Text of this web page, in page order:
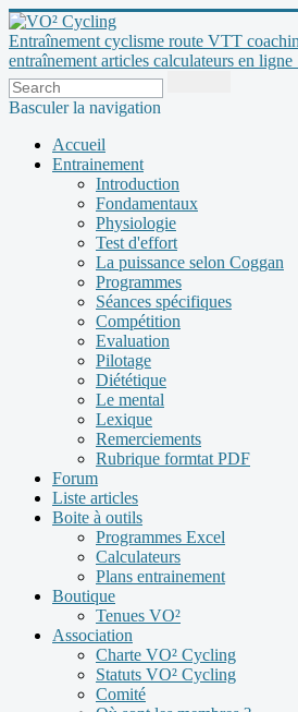
Entraînement cyclisme route VTT
entraînement articles calculateurs en ligne
Basculer la navigation
Accueil
Entrainement
Introduction
Fondamentaux
Physiologie
Test d'effort
La puissance selon Coggan
Programmes
Séances spécifiques
Compétition
Evaluation
Pilotage
Diététique
Le mental
Lexique
Remerciements
Rubrique formtat PDF
Forum
Liste articles
Boite à outils
Programmes Excel
Calculateurs
Plans entrainement
Boutique
Tenues VO²
Association
Charte VO² Cycling
Statuts VO² Cycling
Comité